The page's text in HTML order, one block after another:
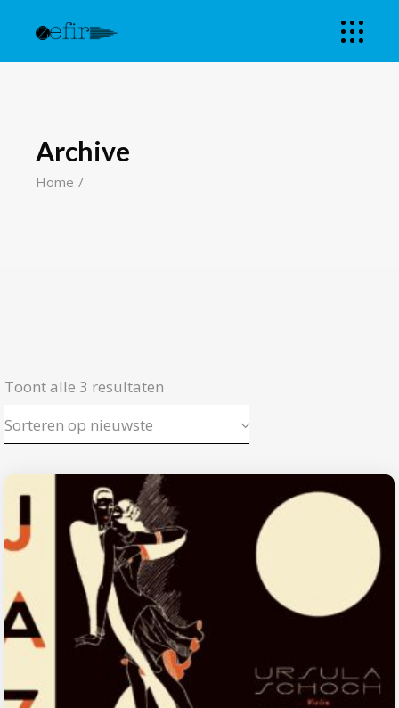
Archive
Home
Toont alle 3 resultaten
Sorteren op nieuwste